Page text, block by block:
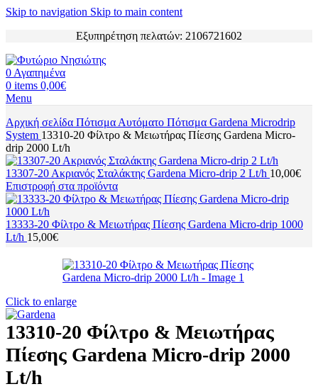
Skip to navigation Skip to main content
Εξυπηρέτηση πελατών: 2106721602
0 Αγαπημένα
0 items 0,00€
Menu
Αρχική σελίδα Πότισμα Αυτόματο Πότισμα Gardena Microdrip
System 13310-20 Φίλτρο & Μειωτήρας Πίεσης Gardena Micro-
drip 2000 Lt/h
13307-20 Ακριανός Σταλάκτης Gardena Micro-drip 2 Lt/h 10,00€
Επιστροφή στα προϊόντα
13333-20 Φίλτρο & Μειωτήρας Πίεσης Gardena Micro-drip 1000
Lt/h 15,00€
Click to enlarge
13310-20 Φίλτρο & Μειωτήρας
Πίεσης Gardena Micro-drip 2000
Lt/h